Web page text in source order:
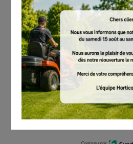
Les gants de travail STIHL ADVANCE Duro sont
extrêmement résistant avec un dos en textile .
confortablement, même lors d’interventions
intégrée offre aux professionnels et aux utilisateurs
en cas de contact avec des objets. L’intérieur des
est muni d’une doublure en coton, ce qui vous
votre tronçonneuse STIHL ou votre taille-haies
froid lors des journées plus fraîches. Leur excellent
sensibilité assurent également un confort agréable
élastique des STIHL ADVANCE Duro ne serre pas
par exemple les copeaux, de pénétrer dans les gants
Autres informations :